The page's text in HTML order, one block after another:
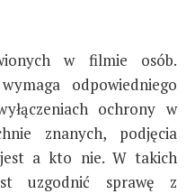
w filmie osób.
odpowiedniego
ochrony w
znanych, podjęcia
a kto nie. W takich
uzgodnić sprawę z